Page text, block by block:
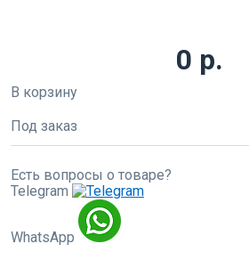
0 р.
В корзину
Под заказ
Есть вопросы о товаре?
Telegram
WhatsApp